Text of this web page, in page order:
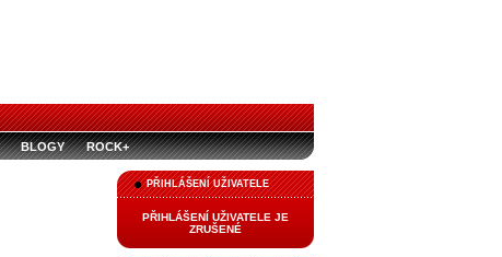
BLOGY ROCK+
PŘIHLÁŠENÍ UŽIVATELE
PŘIHLÁŠENÍ UŽIVATELE JE
ZRUŠENÉ